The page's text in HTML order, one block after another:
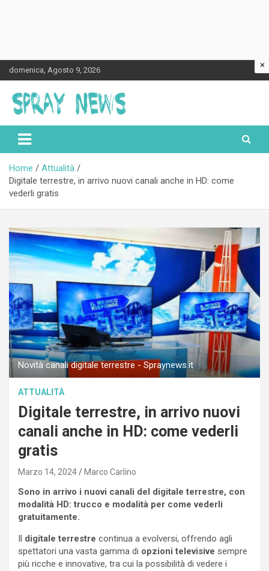
Skip
to
content
domenica, Agosto 9, 2026
Spraynews.it
Home
Attualità
Digitale terrestre, in arrivo nuovi canali anche in HD: come
vederli gratis
Novità canali digitale terrestre - Spraynews.it
ATTUALITÀ
Digitale terrestre, in arrivo nuovi
canali anche in HD: come vederli
gratis
Marzo 14, 2024 Marco Carlino
Sono in arrivo i nuovi canali del digitale terrestre, con
modalità HD: trucco e modalità per come vederli
gratuitamente.
digitale terrestre continua a evolversi, offrendo agli
spettatori una vasta gamma di opzioni televisive sempre
più ricche e innovative, tra cui la possibilità di vedere i
×